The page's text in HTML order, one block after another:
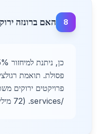
8 האם ברונזה
פרויקטים ירוקים
/services. (72 מילים)